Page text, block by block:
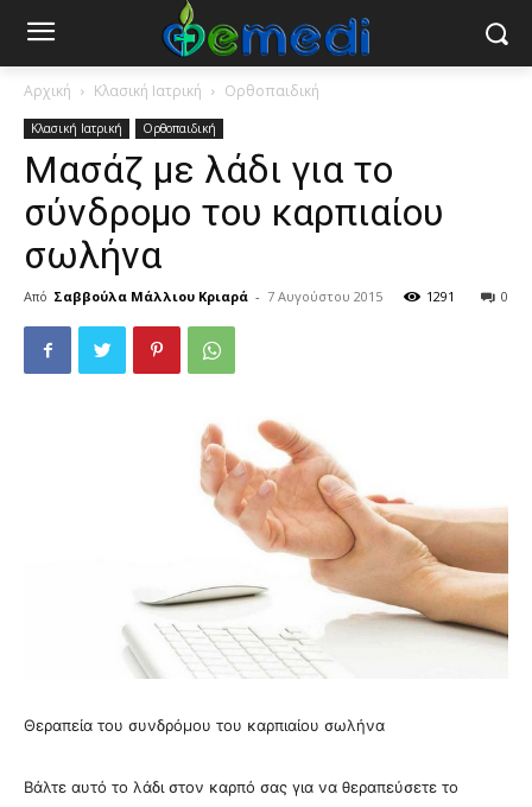
Αρχική Κλασική Ιατρική Ορθοπαιδική
Κλασική Ιατρική Ορθοπαιδική
Μασάζ με λάδι για το
σύνδρομο του καρπιαίου
σωλήνα
Από Σαββούλα Μάλλιου Κριαρά - 7 Αυγούστου 2015 0
1291
Θεραπεία του συνδρόμου του καρπιαίου σωλήνα
Βάλτε αυτό το λάδι στον καρπό σας για να θεραπεύσετε το